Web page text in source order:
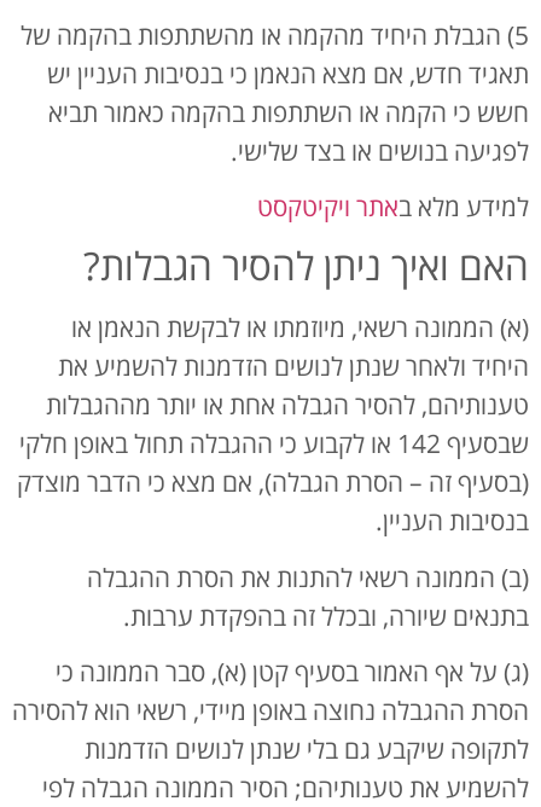
5) הגבלת היחיד מהקמה או מהשתתפות בהקמה של
תאגיד חדש, אם מצא הנאמן כי בנסיבות העניין יש
חשש כי הקמה או השתתפות בהקמה כאמור תביא
לפגיעה בנושים או בצד שלישי.
למידע מלא באתר ויקיטקסט
האם ואיך ניתן להסיר הגבלות?
(א) הממונה רשאי, מיוזמתו או לבקשת הנאמן או
היחיד ולאחר שנתן לנושים הזדמנות להשמיע את
טענותיהם, להסיר הגבלה אחת או יותר מההגבלות
שבסעיף 142 או לקבוע כי ההגבלה תחול באופן חלקי
(בסעיף זה – הסרת הגבלה), אם מצא כי הדבר מוצדק
בנסיבות העניין.
(ב) הממונה רשאי להתנות את הסרת ההגבלה
בתנאים שיורה, ובכלל זה בהפקדת ערבות.
(ג) על אף האמור בסעיף קטן (א), סבר הממונה כי
הסרת ההגבלה נחוצה באופן מיידי, רשאי הוא להסירה
לתקופה שיקבע גם בלי שנתן לנושים הזדמנות
להשמיע את טענותיהם; הסיר הממונה הגבלה לפי